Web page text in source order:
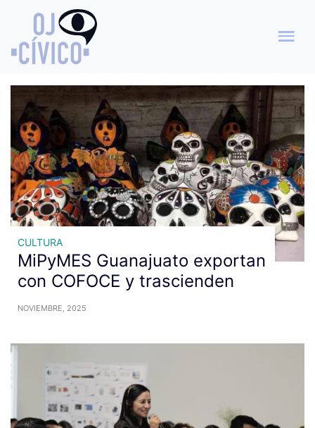
Archivo de etiquetas:
Exportación MIPYMES
CULTURA
MiPyMES Guanajuato exportan
con COFOCE y trascienden
NOVIEMBRE, 2025